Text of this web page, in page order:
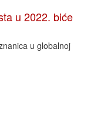
u 2022. biće
u globalnoj